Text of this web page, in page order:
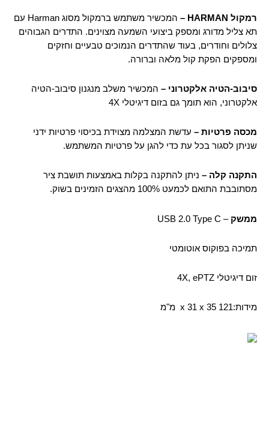
רמקול HARMAN
–
המכשיר משתמש ברמקול מסוג Harman עם
תא צליל מדורג ומספק ביצועי השמעה מצוינים. התדרים הגבוהים
צלולים וחודרים, בעוד שהתדרים הנמוכים טבעיים וחזקים
ומספקים הפקת קול מלאה וברורה.
סיבוב-הטיה אלקטרוני – המכשיר משלב מנגנון סיבוב-הטיה
אלקטרוני, הוא תומך גם בזום דיגיטלי 4X
מכסה פרטיות – עדשת המצלמה מצוידת בכיסוי פרטיות ידני
שניתן לסגור בכל עת כדי להגן על פרטיות המשתמש.
התקנה קלה – ניתן להתקנה בקלות באמצעות תושבת ציר
מסתובבת התואם לכמעט 100% מהצגים הזמינים בשוק.
ממשק– USB 2.0 Type C
תמיכה בפוקוס אוטומטי
זום דיגיטלי 4X, ePTZ
מידות:121 x 31 x 35 מ"מ